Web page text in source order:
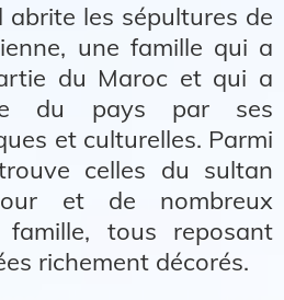
abrite les sépultures de
une famille qui a
du Maroc et qui a
du pays par ses
et culturelles. Parmi
celles du sultan
et de nombreux
tous reposant
richement décorés.